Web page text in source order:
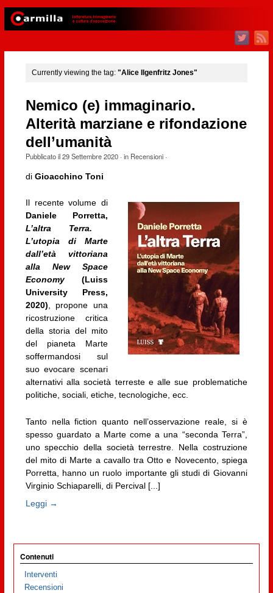
Currently viewing the tag: "Alice Ilgenfritz Jones"
Nemico (e) immaginario.
Alterità marziane e rifondazione
dell’umanità
Pubblicato il29 Settembre 2020· in Recensioni·
di Gioacchino Toni
Il recente volume di
Daniele Porretta,
L’altra Terra.
L’utopia di Marte
dall’età vittoriana
alla New Space
Economy(Luiss
University Press,
2020), propone una
ricostruzione critica
della storia del mito
del pianeta Marte
soffermandosi sul
suo evocare scenari
alternativi alla società terreste e alle sue problematiche
politiche, sociali, etiche, tecnologiche, ecc.
Tanto nella fiction quanto nell’osservazione reale, si è
spesso guardato a Marte come a una “seconda Terra”,
uno specchio della società terrestre. Nella costruzione
del mito di Marte a cavallo tra Otto e Novecento, spiega
Porretta, hanno un ruolo importante gli studi di Giovanni
Virginio Schiaparelli, di Percival [...]
Leggi →
Contenuti
Interventi
Recensioni